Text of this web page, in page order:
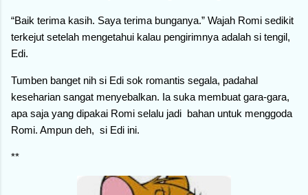
“Baik terima kasih. Saya terima bunganya.” Wajah Romi sedikit
terkejut setelah mengetahui kalau pengirimnya adalah si tengil,
Edi.
Tumben banget nih si Edi sok romantis segala, padahal
keseharian sangat menyebalkan. Ia suka membuat gara-gara,
apa saja yang dipakai Romi selalu jadi bahan untuk menggoda
Romi. Ampun deh, si Edi ini.
**